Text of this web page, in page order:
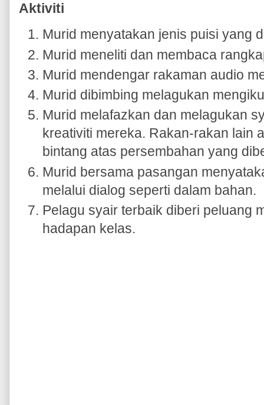
Aktiviti
Murid menyatakan jenis puisi yang
Murid meneliti dan membaca
Murid mendengar rakaman audio
Murid dibimbing melagukan
Murid melafazkan dan melagukan
kreativiti mereka. Rakan-rakan lain
bintang atas persembahan yang
Murid bersama pasangan
melalui dialog seperti dalam bahan.
Pelagu syair terbaik diberi peluang
hadapan kelas.